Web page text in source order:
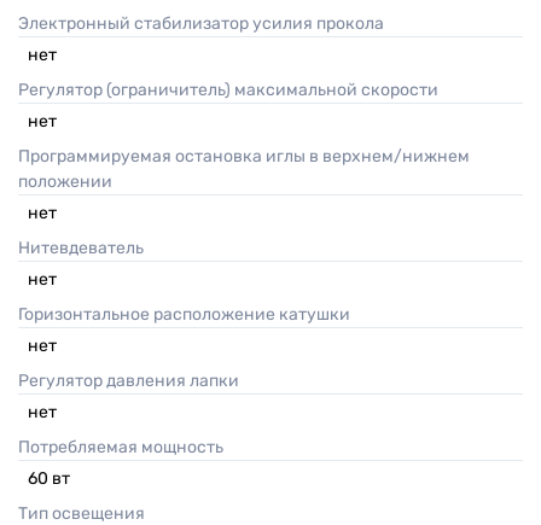
Электронный стабилизатор усилия прокола
нет
Регулятор (ограничитель) максимальной скорости
нет
Программируемая остановка иглы в верхнем/нижнем
положении
нет
Нитевдеватель
нет
Горизонтальное расположение катушки
нет
Регулятор давления лапки
нет
Потребляемая мощность
60 вт
Тип освещения